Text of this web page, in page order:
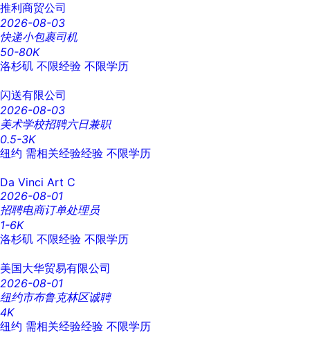
推利商贸公司
2026-08-03
快递小包裹司机
50-80K
洛杉矶 不限经验 不限学历
闪送有限公司
2026-08-03
美术学校招聘六日兼职
0.5-3K
纽约 需相关经验经验 不限学历
Da Vinci Art C
2026-08-01
招聘电商订单处理员
1-6K
洛杉矶 不限经验 不限学历
美国大华贸易有限公司
2026-08-01
纽约市布鲁克林区诚聘
4K
纽约 需相关经验经验 不限学历